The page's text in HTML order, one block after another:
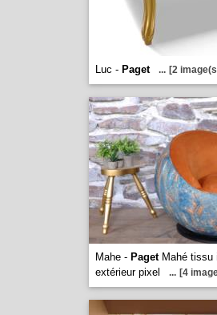
Luc - Paget ... [2
Mahe - PagetMahé tissu
extérieur pixel
... [4